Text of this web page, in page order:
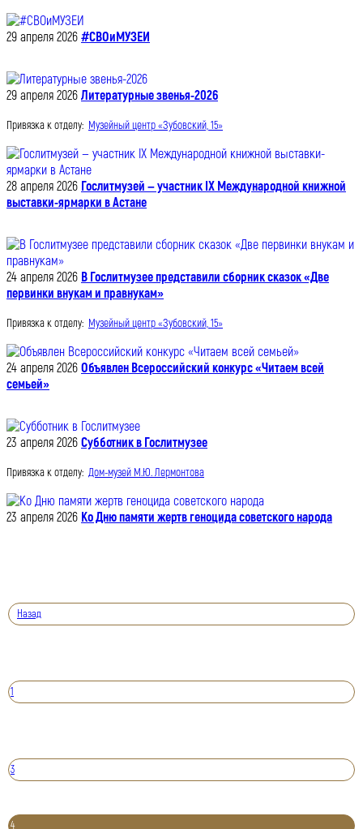
29 апреля 2026 #СВОиМУЗЕИ
29 апреля 2026 Литературные звенья-2026
Привязка к отделу: Музейный центр «Зубовский, 15»
28 апреля 2026 Гослитмузей — участник IX Международной книжной
выставки-ярмарки в Астане
24 апреля 2026 В Гослитмузее представили сборник сказок «Две
первинки внукам и правнукам»
Привязка к отделу: Музейный центр «Зубовский, 15»
24 апреля 2026 Объявлен Всероссийский конкурс «Читаем всей
семьей»
23 апреля 2026 Субботник в Гослитмузее
Привязка к отделу: Дом-музей М.Ю. Лермонтова
23 апреля 2026 Ко Дню памяти жертв геноцида советского народа
Назад
1
3
4